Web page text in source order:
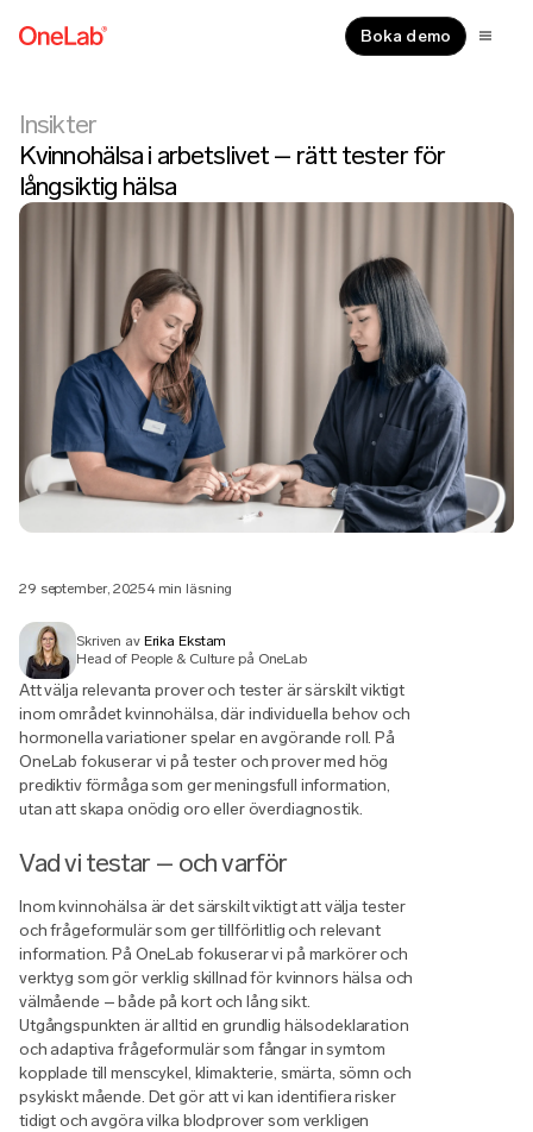
Boka demo
Insikter
Kvinnohälsa i arbetslivet – rätt tester för
långsiktig hälsa
29 september, 20254 min läsning
Skriven av Erika Ekstam
Head of People & Culture på OneLab
Att välja relevanta prover och tester är särskilt viktigt
inom området kvinnohälsa, där individuella behov och
hormonella variationer spelar en avgörande roll. På
OneLab fokuserar vi på tester och prover med hög
prediktiv förmåga som ger meningsfull information,
utan att skapa onödig oro eller överdiagnostik.
Vad vi testar – och varför
Inom kvinnohälsa är det särskilt viktigt att välja tester
och frågeformulär som ger tillförlitlig och relevant
information. På OneLab fokuserar vi på markörer och
verktyg som gör verklig skillnad för kvinnors hälsa och
välmående – både på kort och lång sikt.
Utgångspunkten är alltid en grundlig hälsodeklaration
och adaptiva frågeformulär som fångar in symtom
kopplade till menscykel, klimakterie, smärta, sömn och
psykiskt mående. Det gör att vi kan identifiera risker
tidigt och avgöra vilka blodprover som verkligen